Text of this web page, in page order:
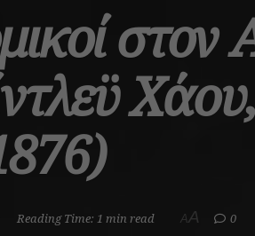
Reading Time: 1 min read AA 0